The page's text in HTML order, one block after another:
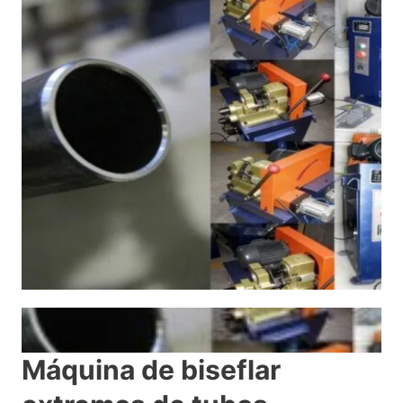
Máquina de biseflar